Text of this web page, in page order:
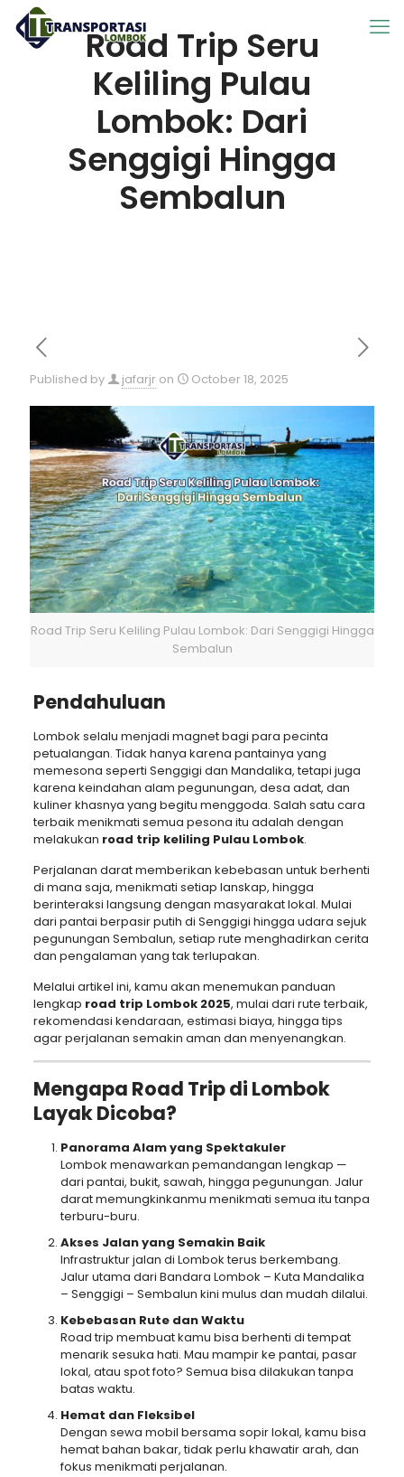
Road Trip Seru
Keliling Pulau
Lombok: Dari
Senggigi Hingga
Sembalun
Published by jafarjr on October 18, 2025
Road Trip Seru Keliling Pulau Lombok: Dari Senggigi Hingga
Sembalun
Pendahuluan
Lombok selalu menjadi magnet bagi para pecinta
petualangan. Tidak hanya karena pantainya yang
memesona seperti Senggigi dan Mandalika, tetapi juga
karena keindahan alam pegunungan, desa adat, dan
kuliner khasnya yang begitu menggoda. Salah satu cara
terbaik menikmati semua pesona itu adalah dengan
melakukan road trip keliling Pulau Lombok.
Perjalanan darat memberikan kebebasan untuk berhenti
di mana saja, menikmati setiap lanskap, hingga
berinteraksi langsung dengan masyarakat lokal. Mulai
dari pantai berpasir putih di Senggigi hingga udara sejuk
pegunungan Sembalun, setiap rute menghadirkan cerita
dan pengalaman yang tak terlupakan.
Melalui artikel ini, kamu akan menemukan panduan
lengkap road trip Lombok 2025, mulai dari rute terbaik,
rekomendasi kendaraan, estimasi biaya, hingga tips
agar perjalanan semakin aman dan menyenangkan.
Mengapa Road Trip di Lombok
Layak Dicoba?
Panorama Alam yang Spektakuler
Lombok menawarkan pemandangan lengkap —
dari pantai, bukit, sawah, hingga pegunungan. Jalur
darat memungkinkanmu menikmati semua itu tanpa
terburu-buru.
Akses Jalan yang Semakin Baik
Infrastruktur jalan di Lombok terus berkembang.
Jalur utama dari Bandara Lombok – Kuta Mandalika
– Senggigi – Sembalun kini mulus dan mudah dilalui.
Kebebasan Rute dan Waktu
Road trip membuat kamu bisa berhenti di tempat
menarik sesuka hati. Mau mampir ke pantai, pasar
lokal, atau spot foto? Semua bisa dilakukan tanpa
batas waktu.
Hemat dan Fleksibel
Dengan sewa mobil bersama sopir lokal, kamu bisa
hemat bahan bakar, tidak perlu khawatir arah, dan
fokus menikmati perjalanan.